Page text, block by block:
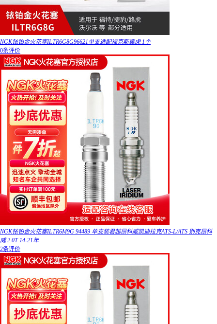
NGK铱铂金火花塞ILTR6G8G96621单支适配福克斯翼虎 1个
0条评价
NGK铱铂金火花塞ILTR6M9G 94489 单支装君越昂科威凯迪拉克ATS-L/ATS 别克昂科
威 2.0T 14-21年
2条评价